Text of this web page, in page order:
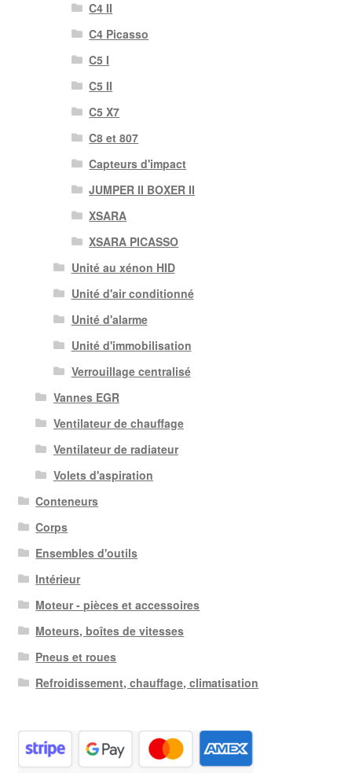
C4 II
C4 Picasso
C5 I
C5 II
C5 X7
C8 et 807
Capteurs d'impact
JUMPER II BOXER II
XSARA
XSARA PICASSO
Unité au xénon HID
Unité d'air conditionné
Unité d'alarme
Unité d'immobilisation
Verrouillage centralisé
Vannes EGR
Ventilateur de chauffage
Ventilateur de radiateur
Volets d'aspiration
Conteneurs
Corps
Ensembles d'outils
Intérieur
Moteur - pièces et accessoires
Moteurs, boîtes de vitesses
Pneus et roues
Refroidissement, chauffage, climatisation